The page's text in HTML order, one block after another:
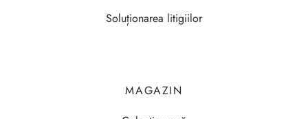
Soluționarea litigiilor
MAGAZIN